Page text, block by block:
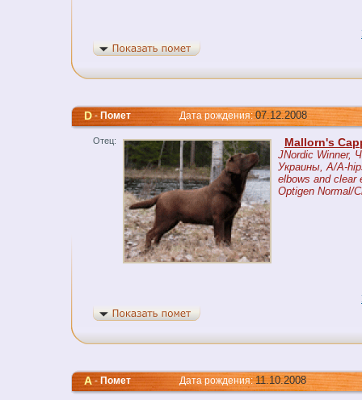
D-ПометДата рождения:07.12.2008
Отец: Mallorn's
JNordic Winner,
Украины, A/A-
elbows and clear
Optigen Normal/
A-ПометДата рождения:11.10.2008